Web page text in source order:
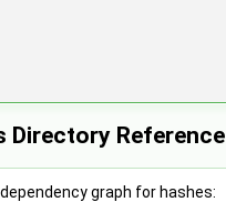
Directory Reference
graph for hashes: